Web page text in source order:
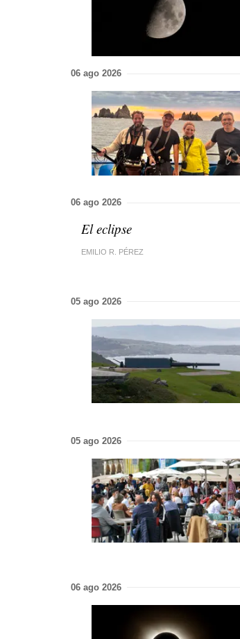
06 ago 2026
06 ago 2026
El eclipse
EMILIO R. PÉREZ
05 ago 2026
05 ago 2026
06 ago 2026